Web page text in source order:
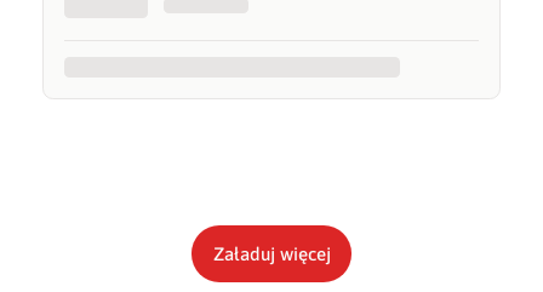
Załaduj więcej